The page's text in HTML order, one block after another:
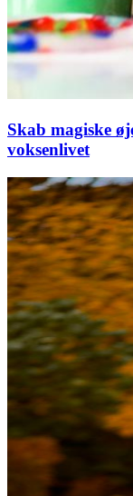
Skab magiske
voksenlivet